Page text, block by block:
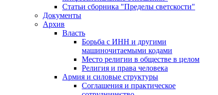
Статьи сборника "Пределы светскости"
Документы
Архив
Власть
Борьба с ИНН и другими
машиночитаемыми кодами
Место религии в обществе в целом
Религия и права человека
Армия и силовые структуры
Соглашения и практическое